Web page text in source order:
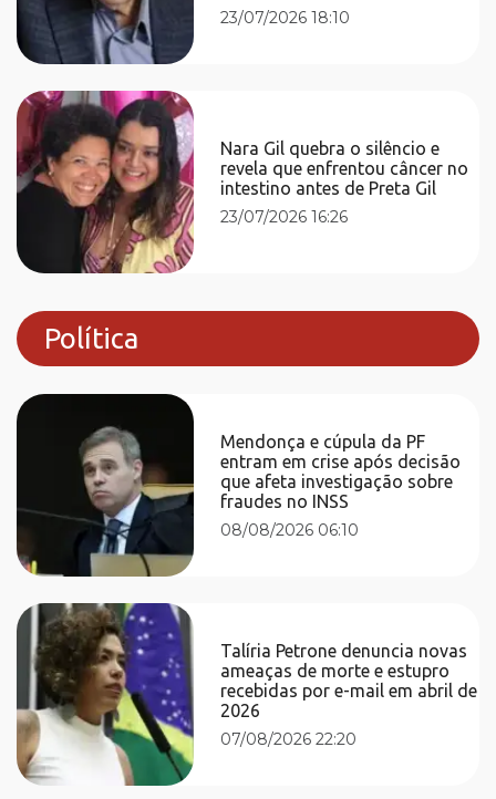
23/07/2026 18:10
Nara Gil quebra o silêncio e
revela que enfrentou câncer no
intestino antes de Preta Gil
23/07/2026 16:26
Política
Mendonça e cúpula da PF
entram em crise após decisão
que afeta investigação sobre
fraudes no INSS
08/08/2026 06:10
Talíria Petrone denuncia novas
ameaças de morte e estupro
recebidas por e-mail em abril de
2026
07/08/2026 22:20